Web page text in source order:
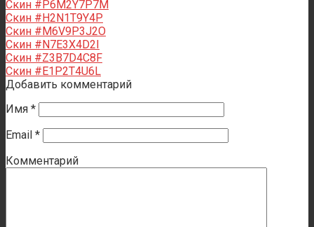
Скин #P6M2Y7P7M
Скин #H2N1T9Y4P
Скин #M6V9P3J2O
Скин #N7E3X4D2I
Скин #Z3B7D4C8F
Скин #E1P2T4U6L
Добавить комментарий
Имя *
Email *
Комментарий